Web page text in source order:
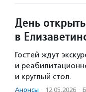
День
в
Гостей ждут
и
и круглый стол.
Анонсы · 12.05.2026 ·